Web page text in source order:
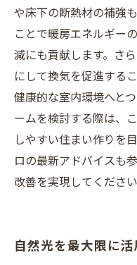
や床下の断熱材の補強
ことで暖房エネルギー
減にも貢献します。さ
にして換気を促進する
健康的な室内環境へと
ームを検討する際は、
しやすい住まい作りを
ロの最新アドバイスも
改善を実現してください
自然光を最大限に